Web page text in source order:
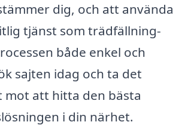
dig, och att använda
tjänst som trädfällning-
både enkel och
sajten idag och ta det
mot att hitta den bästa
i din närhet.